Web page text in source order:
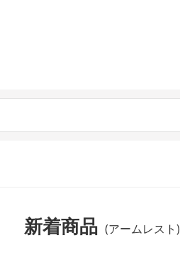
新着商品 (アームレスト)